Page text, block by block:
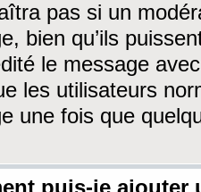
pas si un
bien qu’ils
le message
les utilisateurs
une fois que